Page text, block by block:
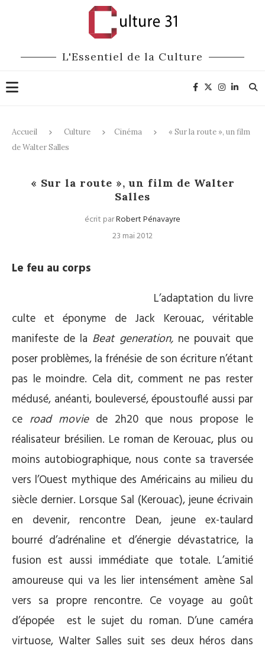
L'Essentiel de la Culture
Accueil Culture Cinéma
« Sur la route », un film
de Walter Salles
« Sur la route », un film de Walter
Salles
écrit parRobert Pénavayre
23 mai 2012
Le feu au corps
L’adaptation du livre
culte et éponyme de Jack Kerouac, véritable
manifeste de la Beat generation,ne pouvait que
poser problèmes, la frénésie de son écriture n’étant
pas le moindre. Cela dit, comment ne pas rester
médusé, anéanti, bouleversé, époustouflé aussi par
ce road moviede 2h20 que nous propose le
réalisateur brésilien. Le roman de Kerouac, plus ou
moins autobiographique, nous conte sa traversée
vers l’Ouest mythique des Américains au milieu du
siècle dernier. Lorsque Sal (Kerouac), jeune écrivain
en devenir, rencontre Dean, jeune ex-taulard
bourré d’adrénaline et d’énergie dévastatrice, la
fusion est aussi immédiate que totale. L’amitié
amoureuse qui va les lier intensément amène Sal
vers sa propre rencontre. Ce voyage au goût
d’épopée est le sujet du roman. D’une caméra
virtuose, Walter Salles suit ses deux héros dans